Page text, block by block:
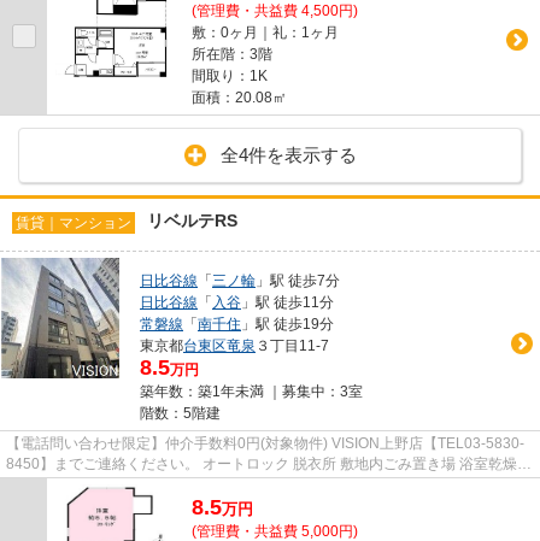
(管理費・共益費 4,500円)
敷：0ヶ月｜礼：1ヶ月
所在階：3階
間取り：1K
面積：20.08㎡
全4件を表示する
賃貸｜マンション リベルテRS
日比谷線 「三ノ輪 」駅 徒歩7分
日比谷線 「 入谷 」駅 徒歩11分
常磐線 「南千住 」駅 徒歩19分
東京都台東区竜泉 ３丁目11-7
8.5万円
築年数：築1年未満 ｜募集中： 3室
階数：5階建
【電話問い合わせ限定】仲介手数料0円(対象物件) VISION上野店【TEL03-5830-
8450】までご連絡ください。 オートロック 脱衣所 敷地内ごみ置き場 浴室乾燥機
防犯カメラ
8.5万円
(管理費・共益費 5,000円)